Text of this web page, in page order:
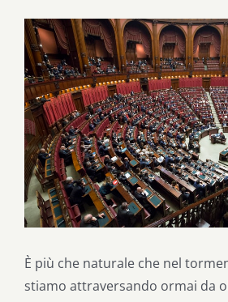
Ingrandisci
immagine
È più che naturale che nel
stiamo attraversando ormai da